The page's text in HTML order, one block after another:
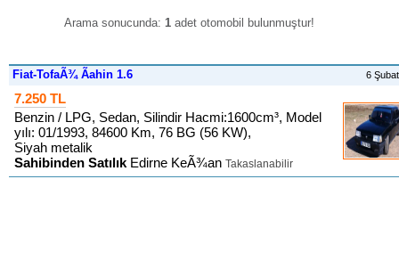
Arama sonucunda: 1adet otomobil bulunmuştur!
Fiat-TofaÃ¾ Ãahin 1.6 6
7.250 TL
Benzin / LPG, Sedan, Silindir Hacmi:1600cm³, Model
yılı: 01/1993, 84600 Km, 76 BG (56 KW),
Siyah metalik
Sahibinden Satılık Edirne KeÃ¾an Takaslanabilir